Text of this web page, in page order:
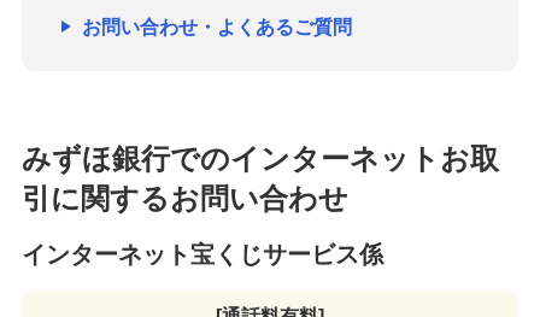
お問い合わせ・よくあるご質問
みずほ銀行でのインターネットお取
引に関するお問い合わせ
インターネット宝くじサービス係